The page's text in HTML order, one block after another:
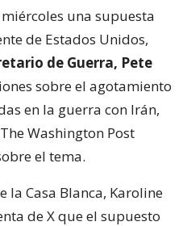
miércoles una supuesta
de Estados Unidos,
de Guerra, Pete
sobre el agotamiento
en la guerra con Irán,
Washington Post
el tema.
la Casa Blanca, Karoline
de X que el supuesto